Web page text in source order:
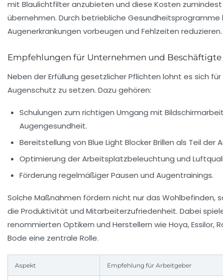
mit Blaulichtfilter anzubieten und diese Kosten
übernehmen. Durch betriebliche Gesundheitsprogramme
Augenerkrankungen vorbeugen und Fehlzeiten reduzieren.
Empfehlungen für Unternehmen und Beschäftigte
Neben der Erfüllung gesetzlicher Pflichten lohnt es sich
Augenschutz zu setzen. Dazu gehören:
Schulungen zum richtigen Umgang mit
Augengesundheit.
Bereitstellung von Blue Light Blocker Brillen als Teil
Optimierung der Arbeitsplatzbeleuchtung und
Förderung regelmäßiger Pausen und Augentrainings.
Solche Maßnahmen fördern nicht nur das Wohlbefinden,
die Produktivität und Mitarbeiterzufriedenheit. Dabei
renommierten Optikern und Herstellern wie Hoya, Essilor,
Bode eine zentrale Rolle.
Aspekt Empfehlung für Arbeitgeber